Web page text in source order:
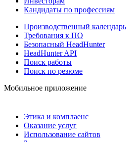
Кандидаты по профессиям
Производственный календарь
Требования к ПО
Безопасный HeadHunter
HeadHunter API
Поиск работы
Поиск по резюме
Мобильное приложение
Этика и комплаенс
Оказание услуг
Использование сайтов